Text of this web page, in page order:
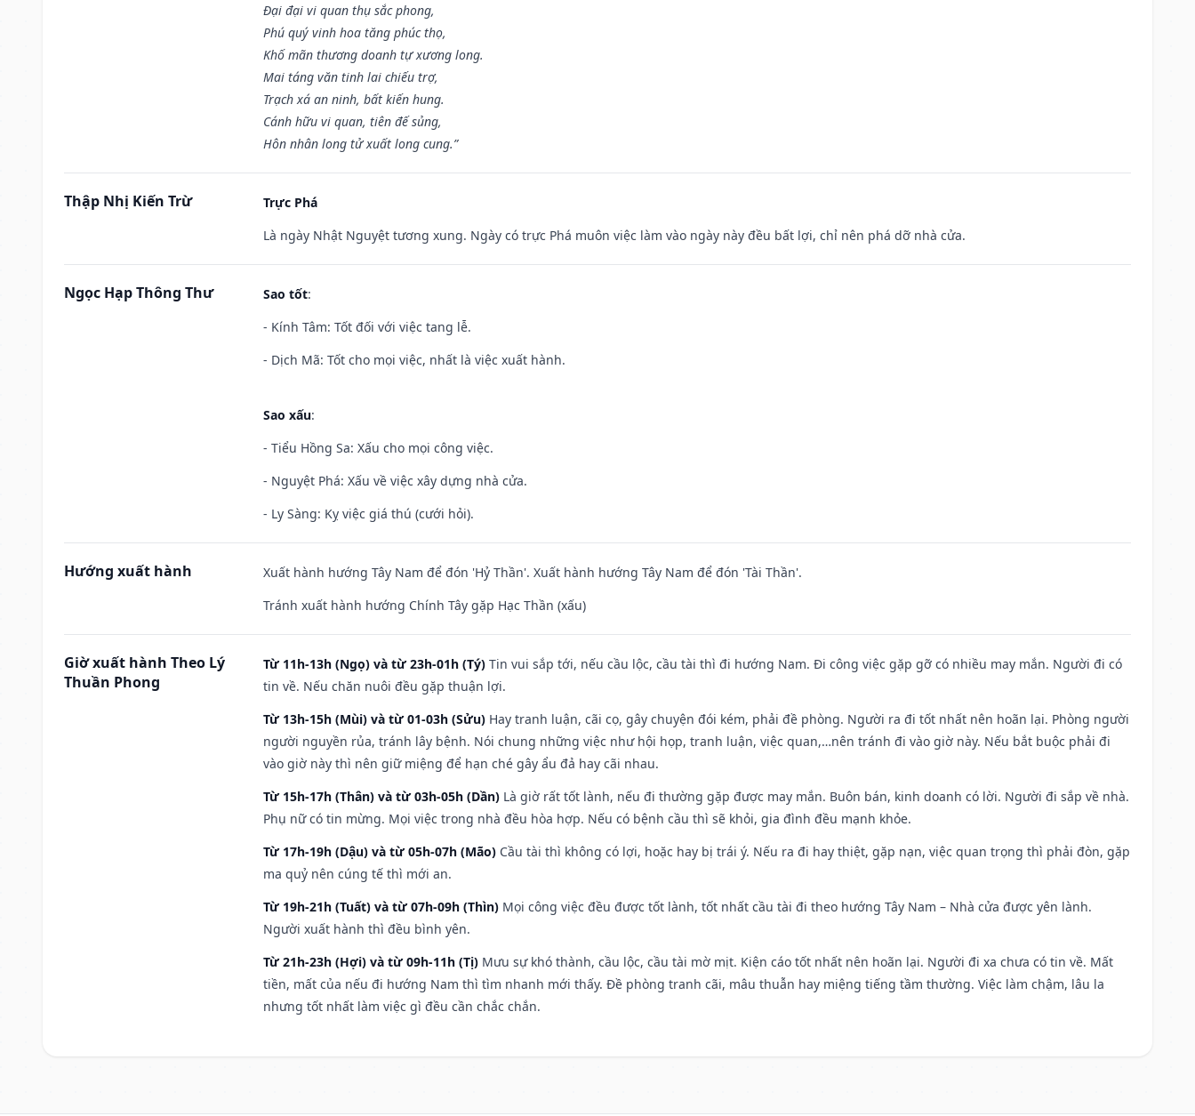
Đại đại vi quan thụ sắc phong,
Phú quý vinh hoa tăng phúc thọ,
Khố mãn thương doanh tự xương long.
Mai táng văn tinh lai chiếu trợ,
Trạch xá an ninh, bất kiến hung.
Cánh hữu vi quan, tiên đế sủng,
Hôn nhân long tử xuất long cung.”
Thập Nhị Kiến Trừ
Trực Phá
Là ngày Nhật Nguyệt tương xung. Ngày có trực Phá muôn việc làm vào ngày này đều bất lợi, chỉ nên phá dỡ nhà cửa.
Ngọc Hạp Thông Thư Sao tốt:
- Kính Tâm: Tốt đối với việc tang lễ.
- Dịch Mã: Tốt cho mọi việc, nhất là việc xuất hành.
Sao xấu:
- Tiểu Hồng Sa: Xấu cho mọi công việc.
- Nguyệt Phá: Xấu về việc xây dựng nhà cửa.
- Ly Sàng: Kỵ việc giá thú (cưới hỏi).
Hướng xuất hành
Xuất hành hướng Tây Nam để đón 'Hỷ Thần'. Xuất hành hướng Tây Nam để đón 'Tài Thần'.
Tránh xuất hành hướng Chính Tây gặp Hạc Thần (xấu)
Giờ xuất hành Theo Lý
Thuần Phong
Từ 11h-13h (Ngọ) và từ 23h-01h (Tý) Tin vui sắp tới, nếu cầu lộc, cầu tài thì đi hướng Nam. Đi công việc gặp gỡ có nhiều may mắn. Người đi có
tin về. Nếu chăn nuôi đều gặp thuận lợi.
Từ 13h-15h (Mùi) và từ 01-03h (Sửu) Hay tranh luận, cãi cọ, gây chuyện đói kém, phải đề phòng. Người ra đi tốt nhất nên hoãn lại. Phòng người
người nguyền rủa, tránh lây bệnh. Nói chung những việc như hội họp, tranh luận, việc quan,…nên tránh đi vào giờ này. Nếu bắt buộc phải đi
vào giờ này thì nên giữ miệng để hạn ché gây ẩu đả hay cãi nhau.
Từ 15h-17h (Thân) và từ 03h-05h (Dần) Là giờ rất tốt lành, nếu đi thường gặp được may mắn. Buôn bán, kinh doanh có lời. Người đi sắp về nhà.
Phụ nữ có tin mừng. Mọi việc trong nhà đều hòa hợp. Nếu có bệnh cầu thì sẽ khỏi, gia đình đều mạnh khỏe.
Từ 17h-19h (Dậu) và từ 05h-07h (Mão) Cầu tài thì không có lợi, hoặc hay bị trái ý. Nếu ra đi hay thiệt, gặp nạn, việc quan trọng thì phải đòn, gặp
ma quỷ nên cúng tế thì mới an.
Từ 19h-21h (Tuất) và từ 07h-09h (Thìn) Mọi công việc đều được tốt lành, tốt nhất cầu tài đi theo hướng Tây Nam – Nhà cửa được yên lành.
Người xuất hành thì đều bình yên.
Từ 21h-23h (Hợi) và từ 09h-11h (Tị) Mưu sự khó thành, cầu lộc, cầu tài mờ mịt. Kiện cáo tốt nhất nên hoãn lại. Người đi xa chưa có tin về. Mất
tiền, mất của nếu đi hướng Nam thì tìm nhanh mới thấy. Đề phòng tranh cãi, mâu thuẫn hay miệng tiếng tầm thường. Việc làm chậm, lâu la
nhưng tốt nhất làm việc gì đều cần chắc chắn.